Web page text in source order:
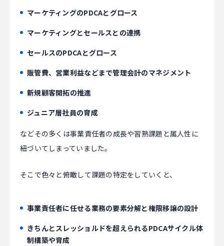
マーケティングのPDCAとグロース
マーケティングとセールスとの連携
セールスのPDCAとグロース
販管費、営業利益などまで管理会計のマネジメント
新規顧客開拓の推進
ジュニア層社員の育成
などその多くは事業責任者の成長や習熟課題と属人性に
紐づいてしまっていました。
そこで色々と俯瞰して課題の特定をしていくと、
事業責任者に任せる業務の要素分解と権限移譲の設計
きちんとスレッショルドを超えられるPDCAサイクル体
制構築や育成